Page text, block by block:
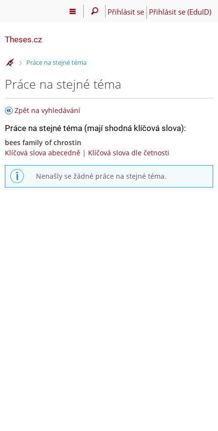
Přihlásit se Přihlásit se (EduID)
Theses.cz
>Práce na stejné téma
Práce na stejné téma
Zpět na vyhledávání
Práce na stejné téma (mají shodná klíčová slova):
bees family of chrostin
Klíčová slova abecedně | Klíčová slova dle četnosti
Nenašly se žádné práce na stejné téma.